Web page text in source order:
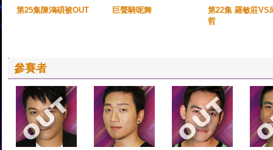
第25集陳鴻碩被OUT 巨聲騎呢舞
第22集 羅敏莊VS
哲
參賽者